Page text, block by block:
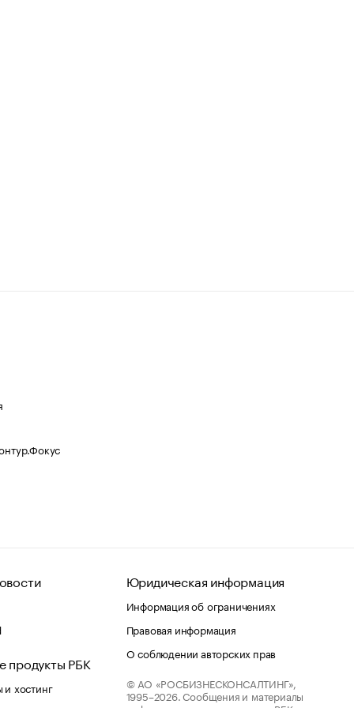
продукты РБК
хостинг
Юридическая информация
Информация об ограничениях
Правовая информация
О соблюдении авторских прав
© АО «РОСБИЗНЕСКОНСАЛТИНГ»,
1995–2026. Сообщения и материалы